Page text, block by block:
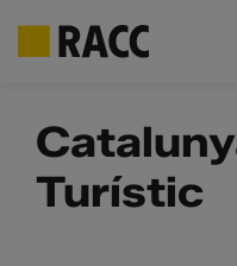
content
Turístic